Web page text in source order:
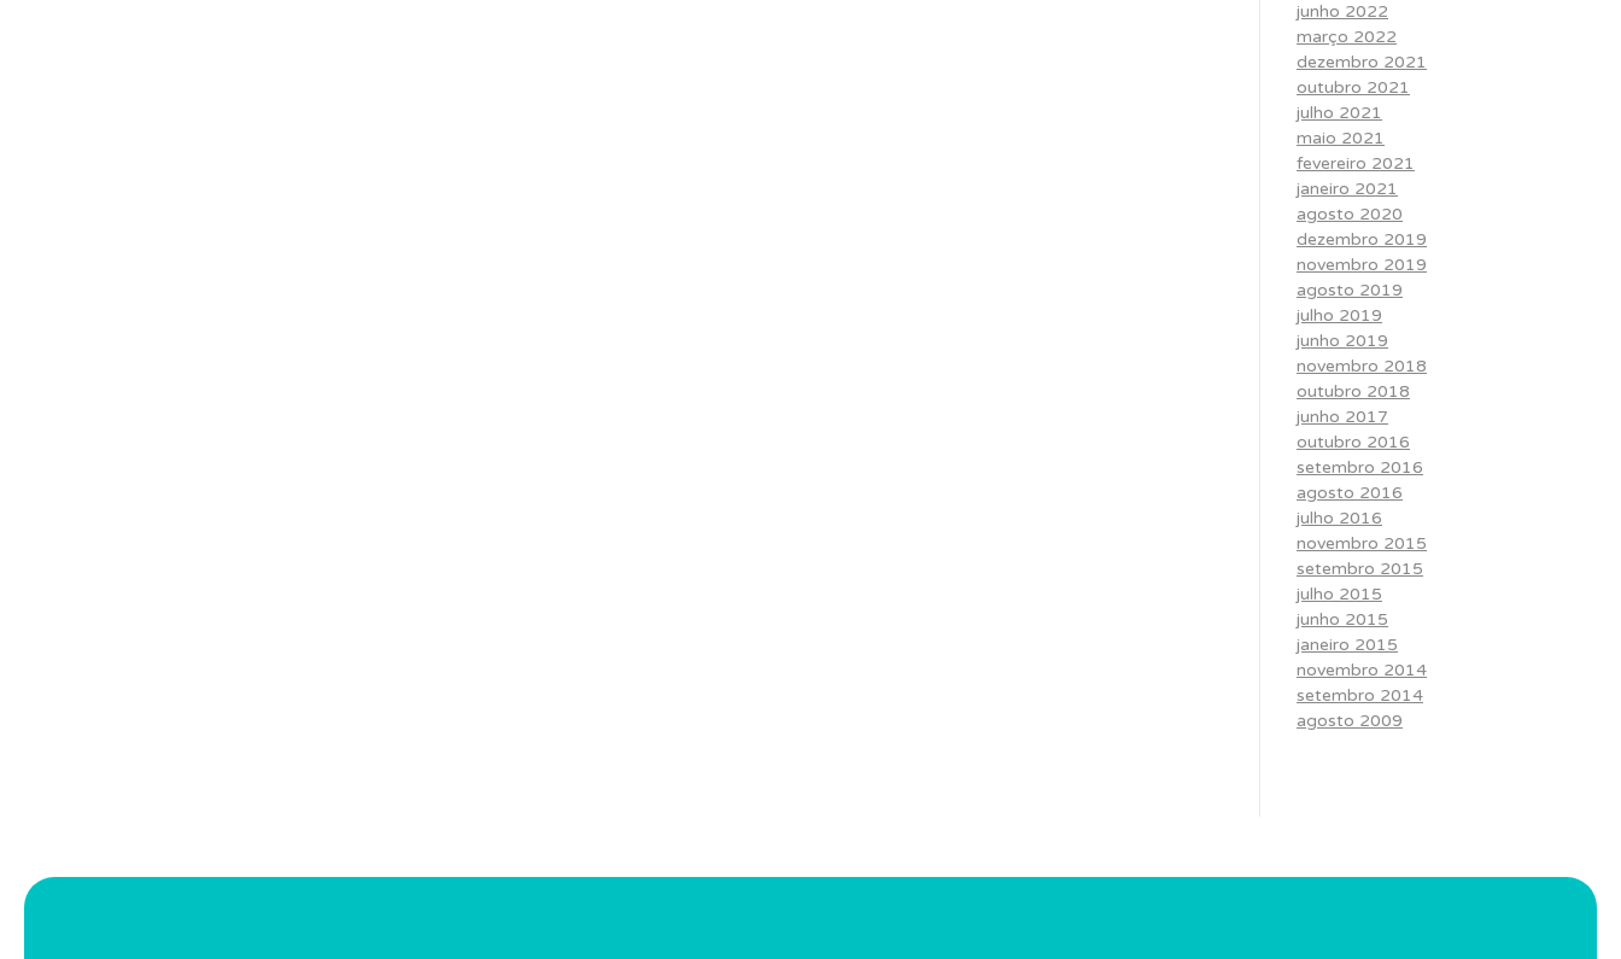
junho 2022
março 2022
dezembro 2021
outubro 2021
julho 2021
maio 2021
fevereiro 2021
janeiro 2021
agosto 2020
dezembro 2019
novembro 2019
agosto 2019
julho 2019
junho 2019
novembro 2018
outubro 2018
junho 2017
outubro 2016
setembro 2016
agosto 2016
julho 2016
novembro 2015
setembro 2015
julho 2015
junho 2015
janeiro 2015
novembro 2014
setembro 2014
agosto 2009